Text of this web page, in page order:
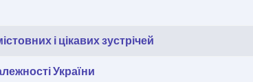
і цікавих зустрічей
України